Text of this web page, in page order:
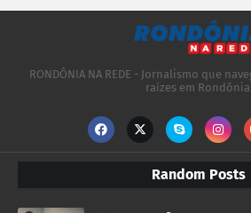
RONDÔNIA NA REDE - Jornalismo que
raízes em Rondônia!
Random Posts